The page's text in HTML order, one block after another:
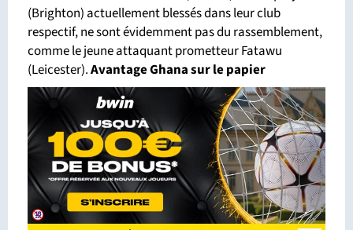
(Brighton) actuellement blessés dans leur club
respectif, ne sont évidemment pas du rassemblement,
comme le jeune attaquant prometteur Fatawu
(Leicester).Avantage Ghana sur le papier